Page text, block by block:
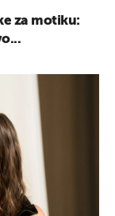
za motiku: